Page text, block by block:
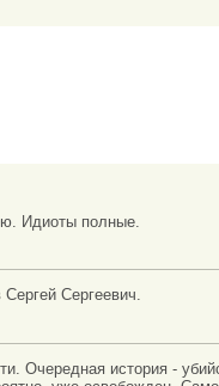
Идиоты полные.
Сергеевич.
Очередная история -